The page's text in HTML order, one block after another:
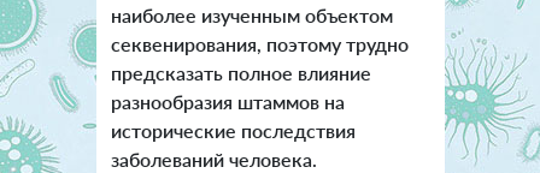
наиболее изученным объектом
секвенирования, поэтому трудно
предсказать полное влияние
разнообразия штаммов на
исторические последствия
заболеваний человека.